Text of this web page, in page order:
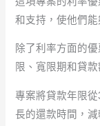
和支持，使他們
除了利率方面的
限、寬限期和貸
專案將貸款年限
長的還款時間，